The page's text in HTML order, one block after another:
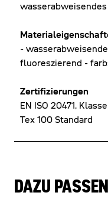
-
fluoreszierend -
Zertifizierungen
EN ISO 20471,
Tex 100 Standard
DAZU